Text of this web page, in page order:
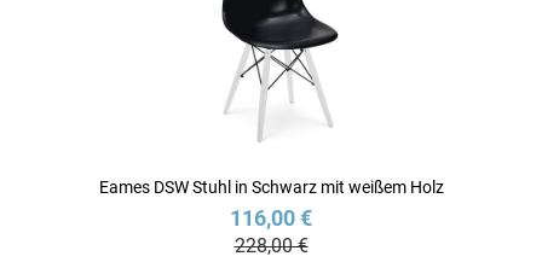
Eames DSW Stuhl in Schwarz mit weißem Holz
116,00 €
228,00 €